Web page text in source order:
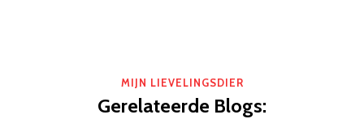
MIJN LIEVELINGSDIER
Gerelateerde Blogs: